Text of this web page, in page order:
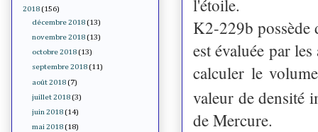
l'étoile.
K2-229b possède
est évaluée par
calculer le
valeur de densité
de Mercure.
2018 (156)
décembre 2018 (13)
novembre 2018 (13)
octobre 2018 (13)
septembre 2018 (11)
août 2018 (7)
juillet 2018 (3)
juin 2018 (14)
mai 2018 (18)